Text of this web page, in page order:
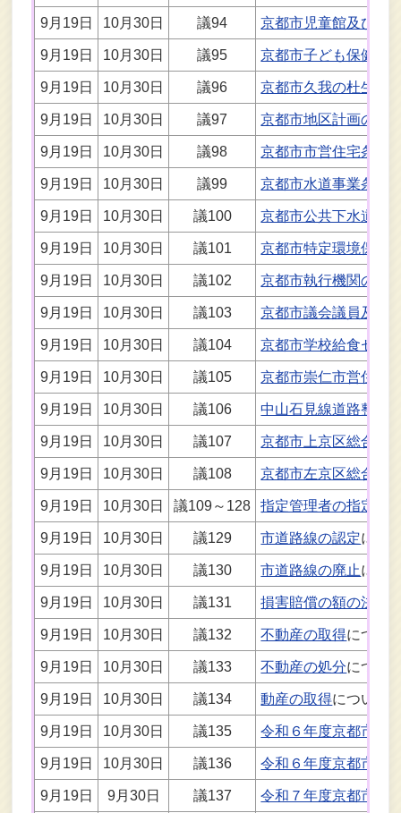
9月19日 10月30日 議94 京都市児童館及び学
9月19日 10月30日 議95 京都市子ども保健医
9月19日 10月30日 議96 京都市久我の杜生涯
9月19日 10月30日 議97 京都市地区計画の区
9月19日 10月30日 議98 京都市市営住宅条例
9月19日 10月30日 議99 京都市水道事業条例
9月19日 10月30日 議100 京都市公共下水道事
9月19日 10月30日 議101 京都市特定環境保全
9月19日 10月30日 議102 京都市執行機関の附
9月19日 10月30日 議103 京都市議会議員及び
9月19日 10月30日 議104 京都市学校給食セン
9月19日 10月30日 議105 京都市崇仁市営住宅
9月19日 10月30日 議106 中山石見線道路整備
9月19日 10月30日 議107 京都市上京区総合庁
9月19日 10月30日 議108 京都市左京区総合庁
9月19日 10月30日 議109～128 指定管理者の指定
9月19日 10月30日 議129 市道路線の認定につ
9月19日 10月30日 議130 市道路線の廃止につ
9月19日 10月30日 議131 損害賠償の額の決定
9月19日 10月30日 議132 不動産の取得につい
9月19日 10月30日 議133 不動産の処分につい
9月19日 10月30日 議134 動産の取得について
9月19日 10月30日 議135 令和６年度京都市水
9月19日 10月30日 議136 令和６年度京都市公
9月19日 9月30日 議137 令和７年度京都市一